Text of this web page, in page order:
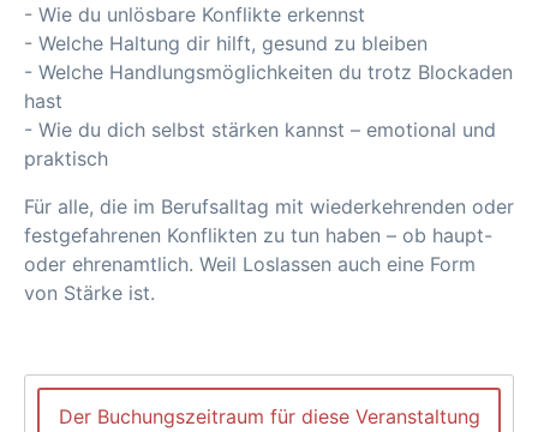
- Wie du unlösbare Konflikte erkennst
- Welche Haltung dir hilft, gesund zu bleiben
- Welche Handlungsmöglichkeiten du trotz Blockaden
hast
- Wie du dich selbst stärken kannst – emotional und
praktisch
Für alle, die im Berufsalltag mit wiederkehrenden oder
festgefahrenen Konflikten zu tun haben – ob haupt-
oder ehrenamtlich. Weil Loslassen auch eine Form
von Stärke ist.
Der Buchungszeitraum für diese Veranstaltung